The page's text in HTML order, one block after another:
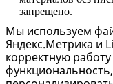
запрещено.
Мы используем
Яндекс.Метрика и
корректную